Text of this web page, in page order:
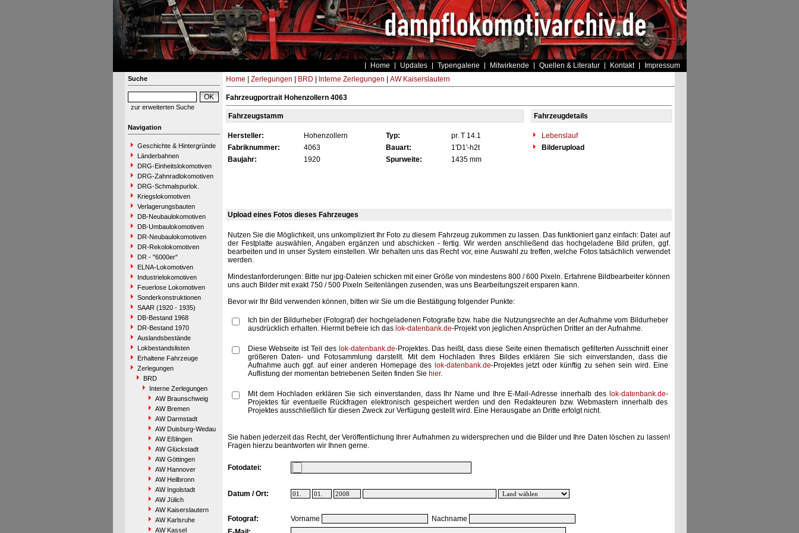
Home Updates Typengalerie Mitwirkende Quellen & Literatur Kontakt Impressum
Suche
zur erweiterten Suche
Navigation
Geschichte & Hintergründe
Länderbahnen
DRG-Einheitslokomotiven
DRG-Zahnradlokomotiven
DRG-Schmalspurlok.
Kriegslokomotiven
Verlagerungsbauten
DB-Neubaulokomotiven
DB-Umbaulokomotiven
DR-Neubaulokomotiven
DR-Rekolokomotiven
DR - "6000er"
ELNA-Lokomotiven
Industrielokomotiven
Feuerlose Lokomotiven
Sonderkonstruktionen
SAAR (1920 - 1935)
DB-Bestand 1968
DR-Bestand 1970
Auslandsbestände
Lokbestandslisten
Erhaltene Fahrzeuge
Zerlegungen
BRD
Interne Zerlegungen
AW Braunschweig
AW Bremen
AW Darmstadt
AW Duisburg-Wedau
AW Eßlingen
AW Glückstadt
AW Göttingen
AW Hannover
AW Heilbronn
AW Ingolstadt
AW Jülich
AW Kaiserslautern
AW Karlsruhe
AW Kassel
Home Zerlegungen BRD Interne Zerlegungen AW Kaiserslautern
Fahrzeugportrait Hohenzollern 4063
Fahrzeugstamm Fahrzeugdetails
Hersteller: Hohenzollern Typ: pr. T 14.1
Lebenslauf
Fabriknummer:
4063 Bauart: 1'D1'-h2t
Bilderupload
Baujahr:
1920 Spurweite: 1435 mm
Upload eines Fotos dieses Fahrzeuges
Nutzen Sie die Möglichkeit, uns unkompliziert Ihr Foto zu diesem Fahrzeug zukommen zu lassen. Das funktioniert ganz einfach: Datei auf
der Festplatte auswählen, Angaben ergänzen und abschicken - fertig. Wir werden anschließend das hochgeladene Bild prüfen, ggf.
bearbeiten und in unser System einstellen. Wir behalten uns das Recht vor, eine Auswahl zu treffen, welche Fotos tatsächlich verwendet
werden.
Mindestanforderungen: Bitte nur jpg-Dateien schicken mit einer Größe von mindestens 800 / 600 Pixeln. Erfahrene Bildbearbeiter können
uns auch Bilder mit exakt 750 / 500 Pixeln Seitenlängen zusenden, was uns Bearbeitungszeit ersparen kann.
Bevor wir Ihr Bild verwenden können, bitten wir Sie um die Bestätigung folgender Punkte:
Ich bin der Bildurheber (Fotograf) der hochgeladenen Fotografie bzw. habe die Nutzungsrechte an der Aufnahme vom Bildurheber
ausdrücklich erhalten. Hiermit befreie ich das lok-datenbank.de-Projekt von jeglichen Ansprüchen Dritter an der Aufnahme.
Diese Webseite ist Teil des lok-datenbank.de-Projektes. Das heißt, dass diese Seite einen thematisch gefilterten Ausschnitt einer
größeren Daten- und Fotosammlung darstellt. Mit dem Hochladen Ihres Bildes erklären Sie sich einverstanden, dass die
Aufnahme auch ggf. auf einer anderen Homepage des lok-datenbank.de-Projektes jetzt oder künftig zu sehen sein wird. Eine
Auflistung der momentan betriebenen Seiten finden Sie hier.
Mit dem Hochladen erklären Sie sich einverstanden, dass Ihr Name und Ihre E-Mail-Adresse innerhalb des lok-datenbank.de-
Projektes für eventuelle Rückfragen elektronisch gespeichert werden und den Redakteuren bzw. Webmastern innerhalb des
Projektes ausschließlich für diesen Zweck zur Verfügung gestellt wird. Eine Herausgabe an Dritte erfolgt nicht.
Sie haben jederzeit das Recht, der Veröffentlichung Ihrer Aufnahmen zu widersprechen und die Bilder und Ihre Daten löschen zu lassen!
Fragen hierzu beantworten wir Ihnen gerne.
Fotodatei:
Datum / Ort:
Fotograf: Vorname
Nachname